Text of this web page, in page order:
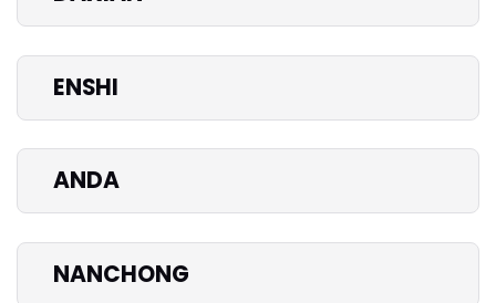
ENSHI
ANDA
NANCHONG